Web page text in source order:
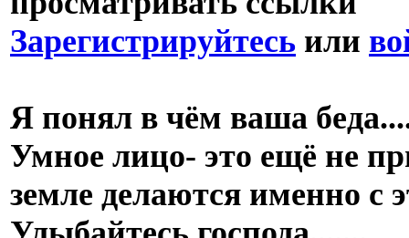
Зарегистрируйтесь или
Я понял в чём ваша
Умное лицо- это ещё не
земле делаются именно